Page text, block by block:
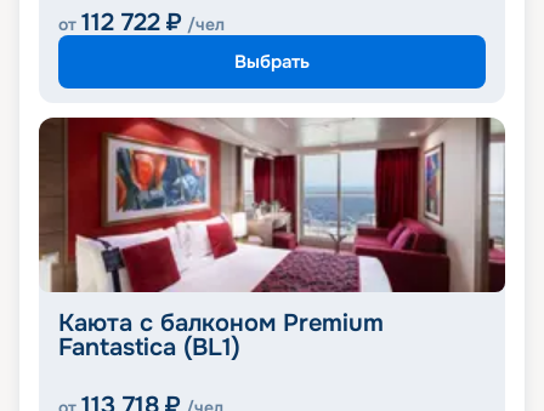
от 112 722 ₽ /чел
Выбрать
Каюта с балконом Premium
Fantastica (BL1)